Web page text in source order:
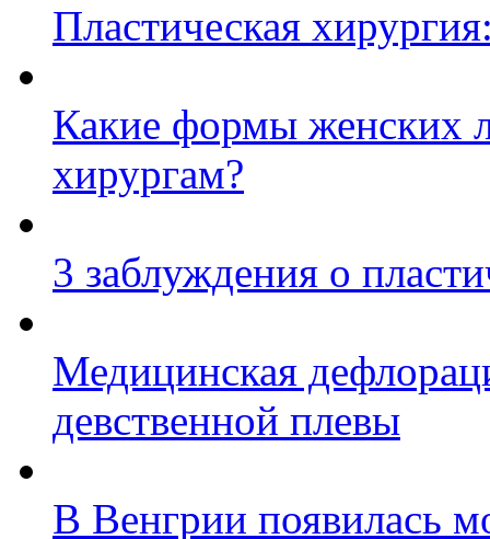
Пластическая
Какие формы женских
хирургам?
3 заблуждения о
Медицинская
девственной плевы
В Венгрии появилась